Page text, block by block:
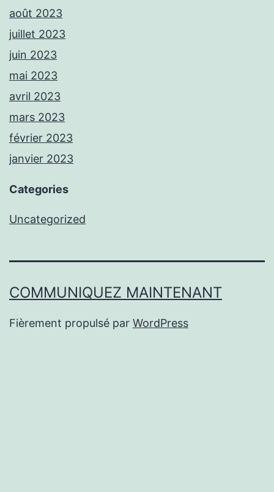
août 2023
juillet 2023
juin 2023
mai 2023
avril 2023
mars 2023
février 2023
janvier 2023
Categories
Uncategorized
COMMUNIQUEZ MAINTENANT
Fièrement propulsé par WordPress